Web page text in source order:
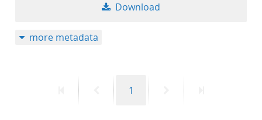
Download
more metadata
PreviousPage
1